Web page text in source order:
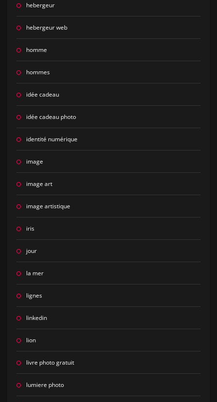
hebergeur
hebergeur web
homme
hommes
idée cadeau
idée cadeau photo
identité numérique
image
image art
image artistique
iris
jour
la mer
lignes
linkedin
lion
livre photo gratuit
lumiere photo